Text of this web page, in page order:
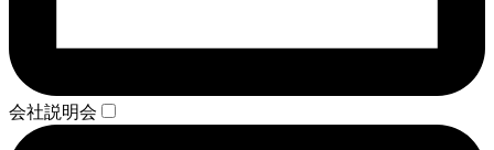
会社説明会